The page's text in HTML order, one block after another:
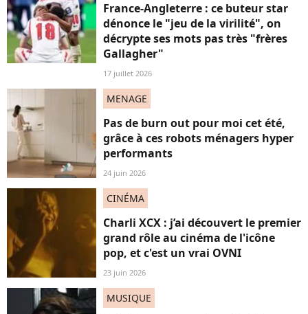
France-Angleterre : ce buteur star
dénonce le "jeu de la virilité", on
décrypte ses mots pas très "frères
Gallagher"
17 juillet 2026
MENAGE
Pas de burn out pour moi cet été,
grâce à ces robots ménagers hyper
performants
24 juin 2026
CINÉMA
Charli XCX : j’ai découvert le premier
grand rôle au cinéma de l'icône
pop, et c'est un vrai OVNI
23 juin 2026
MUSIQUE